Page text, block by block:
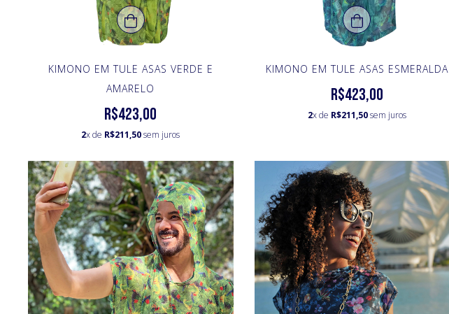
KIMONO EM TULE ASAS VERDE E
AMARELO
R$423,00
2x de R$211,50sem juros
KIMONO EM TULE ASAS ESMERALDA
R$423,00
2x de R$211,50sem juros